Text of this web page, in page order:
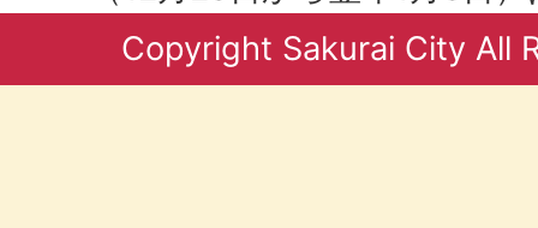
Copyright Sakurai City All